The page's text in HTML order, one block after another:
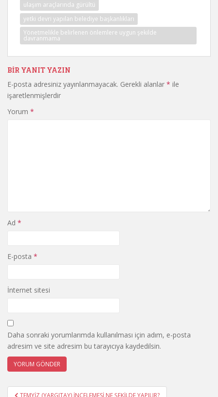
ulaşım araçlarında gürültü
yetki devri yapılan belediye başkanlıkları
Yönetmelikle belirlenen önlemlere uygun şekilde
davranmama
BIR YANIT YAZIN
E-posta adresiniz yayınlanmayacak. Gerekli alanlar * ile
işaretlenmişlerdir
Yorum *
Ad *
E-posta *
İnternet sitesi
Daha sonraki yorumlarımda kullanılması için adım, e-posta
adresim ve site adresim bu tarayıcıya kaydedilsin.
YazıTEMYİZ (YARGITAY) İNCELEMESİ NE ŞEKİLDE YAPILIR?